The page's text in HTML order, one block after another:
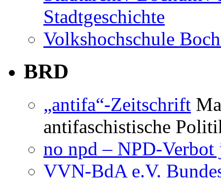
Stadtarchiv Bochum
Stadtgeschichte
„antifa“-Zeitschrift
antifaschistische
no npd – NPD-Verbot